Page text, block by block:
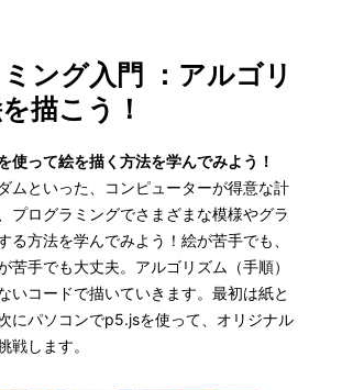
ング入門 ：アルゴリ
描こう！
使って絵を描く方法を学んでみよう！
ムといった、コンピューターが得意な計
プログラミングでさまざまな模様やグラ
る方法を学んでみよう！絵が苦手でも、
苦手でも大丈夫。アルゴリズム（手順）
いコードで描いていきます。最初は紙と
にパソコンでp5.jsを使って、オリジナル
戦します。